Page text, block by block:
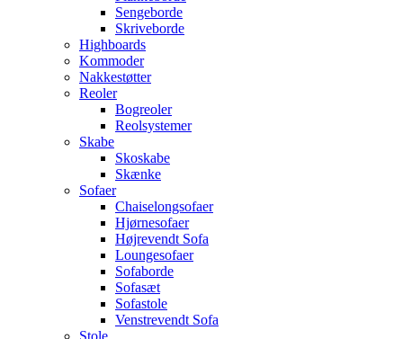
Sengeborde
Skriveborde
Highboards
Kommoder
Nakkestøtter
Reoler
Bogreoler
Reolsystemer
Skabe
Skoskabe
Skænke
Sofaer
Chaiselongsofaer
Hjørnesofaer
Højrevendt Sofa
Loungesofaer
Sofaborde
Sofasæt
Sofastole
Venstrevendt Sofa